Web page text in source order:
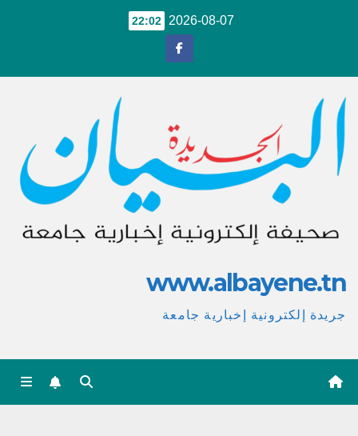
2026-08-07
22:02
www.albayene.tn
جريدة إلكترونية إخبارية جامعة